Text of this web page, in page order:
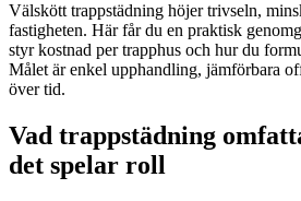
Välskött trappstädning höjer trivseln,
fastigheten. Här får du en praktisk
styr kostnad per trapphus och hur du
Målet är enkel upphandling, jämförbara
över tid.
Vad trappstädning
det spelar roll